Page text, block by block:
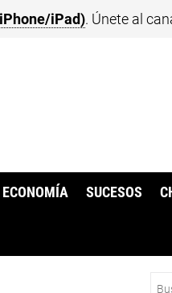
iPad). Únete al
ECONOMÍA SUCESOS